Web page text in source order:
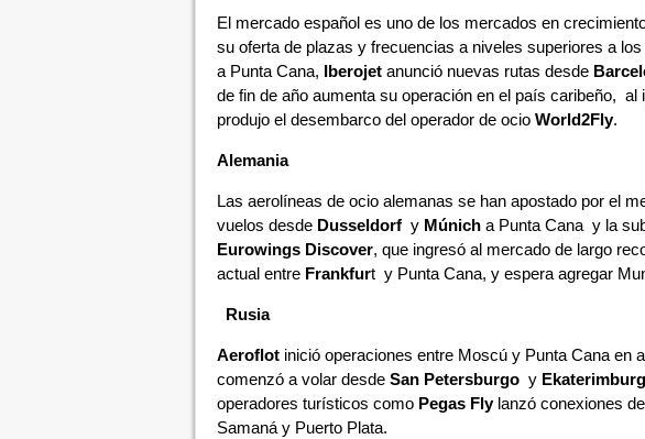
El mercado español es uno de los mercados en
su oferta de plazas y frecuencias a niveles superiores a los
a Punta Cana, Iberojetanunció nuevas rutas desde
de fin de año aumenta su operación en el país caribeño, al
produjo el desembarco del operador de ocio World2Fly.
Alemania
Las aerolíneas de ocio alemanas se han apostado por el
vuelos desde Dusseldorfy Múnicha Punta Cana y la
Eurowings Discover, que ingresó al mercado de largo
actual entre Frankfurt y Punta Cana, y espera agregar
Rusia
Aeroflotinició operaciones entre Moscú y Punta Cana en
comenzó a volar desde San Petersburgoy
operadores turísticos como Pegas Flylanzó conexiones
Samaná y Puerto Plata.